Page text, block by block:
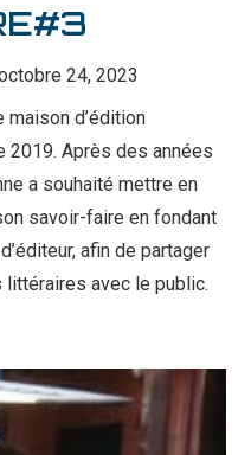
24, 2023
d’édition
2019. Après des années
a souhaité mettre en
savoir-faire en fondant
afin de partager
avec le public.